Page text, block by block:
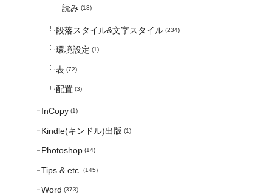
読み (13)
段落スタイル&文字スタイル (234)
環境設定 (1)
表 (72)
配置 (3)
InCopy (1)
Kindle(キンドル)出版 (1)
Photoshop (14)
Tips & etc. (145)
Word (373)